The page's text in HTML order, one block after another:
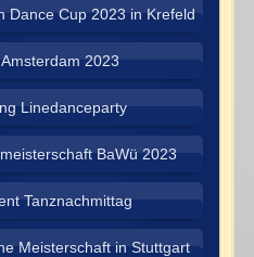
Dance Cup 2023 in Krefeld
2023
Linedanceparty
BaWü 2023
Tanznachmittag
Meisterschaft in Stuttgart